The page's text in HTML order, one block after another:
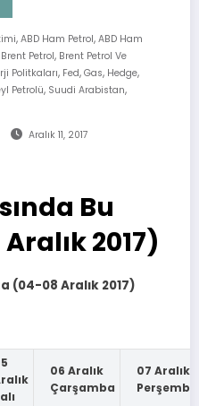
, ABD Ham Petrol, ABD Ham
Brent Petrol, Brent Petrol Ve
Politkaları, Fed, Gas, Hedge,
Petrolü, Suudi Arabistan,
Aralık 11, 2017
Bu
2017)
(04-08 Aralık 2017)
06 Aralık
Çarşamba
07 Aralık
Perşembe